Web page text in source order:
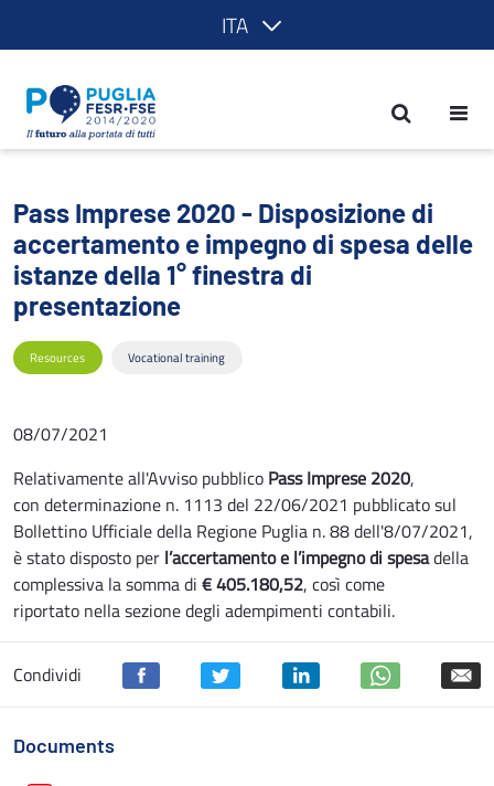
ITA
Pass Imprese 2020 - Disposizione di
Pass Imprese 2020 - Disposizione di
accertamento e impegno di spesa delle
istanze della 1° finestra di
presentazione
Resources Vocational training
08/07/2021
Relativamente all'Avviso pubblico Pass Imprese 2020,
con determinazione n. 1113 del 22/06/2021 pubblicato sul
Bollettino Ufficiale della Regione Puglia n. 88 dell'8/07/2021,
è stato disposto per l’accertamento e l’impegno di spesadella
complessiva la somma di € 405.180,52, così come
riportato nella sezione degli adempimenti contabili.
Condividi
Documents